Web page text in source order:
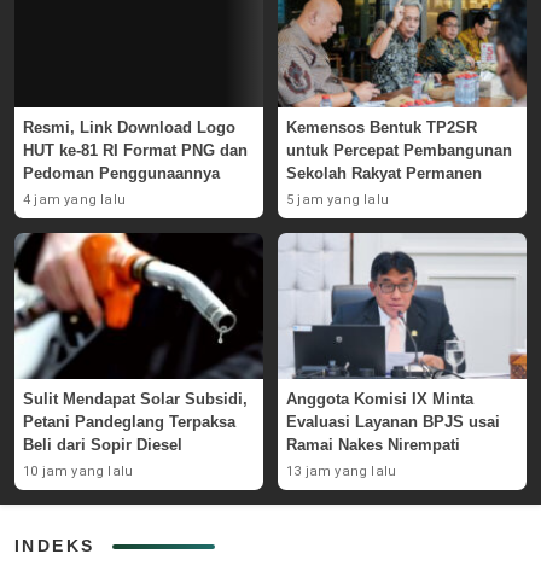
Resmi, Link Download Logo
HUT ke-81 RI Format PNG dan
Pedoman Penggunaannya
4 jam yang lalu
Kemensos Bentuk TP2SR
untuk Percepat Pembangunan
Sekolah Rakyat Permanen
5 jam yang lalu
Sulit Mendapat Solar Subsidi,
Petani Pandeglang Terpaksa
Beli dari Sopir Diesel
10 jam yang lalu
Anggota Komisi IX Minta
Evaluasi Layanan BPJS usai
Ramai Nakes Nirempati
13 jam yang lalu
INDEKS